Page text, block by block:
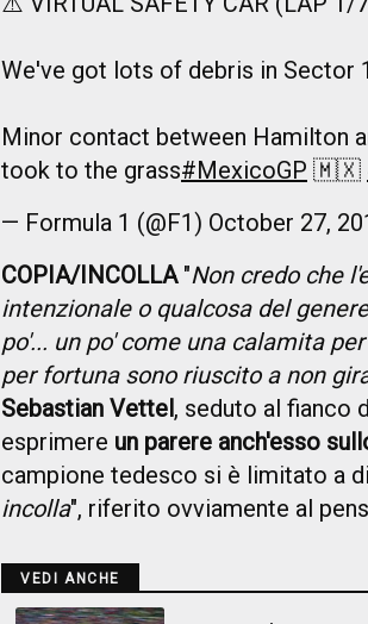
We've got lots of debris in Sector 1
Minor contact between Hamilton
took to the grass#MexicoGP 🇲🇽
— Formula 1 (@F1) October 27,
COPIA/INCOLLA "Non credo che
intenzionale o qualcosa del genere
po'... un po' come una calamita
per fortuna sono riuscito a non
Sebastian Vettel, seduto al fianco
esprimere un parere anch'esso
campione tedesco si è limitato a
incolla", riferito ovviamente al
VEDI ANCHE